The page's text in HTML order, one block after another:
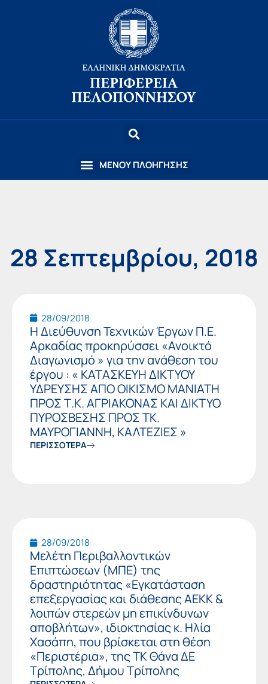
28 Σεπτεμβρίου, 2018
28/09/2018
Η Διεύθυνση Τεχνικών Έργων Π.Ε.
Αρκαδίας προκηρύσσει «Ανοικτό
Διαγωνισμό » για την ανάθεση του
έργου : « ΚΑΤΑΣΚΕΥΗ ΔΙΚΤΥΟΥ
ΥΔΡΕΥΣΗΣ ΑΠΟ ΟΙΚΙΣΜΟ ΜΑΝΙΑΤΗ
ΠΡΟΣ Τ.Κ. ΑΓΡΙΑΚΟΝΑΣ ΚΑΙ ΔΙΚΤΥΟ
ΠΥΡΟΣΒΕΣΗΣ ΠΡΟΣ ΤΚ.
ΜΑΥΡΟΓΙΑΝΝΗ, ΚΑΛΤΕΖΙΕΣ »
ΠΕΡΙΣΣΟΤΕΡΑ
28/09/2018
Μελέτη Περιβαλλοντικών
Επιπτώσεων (ΜΠΕ) της
δραστηριότητας «Εγκατάσταση
επεξεργασίας και διάθεσης ΑΕΚΚ &
λοιπών στερεών μη επικίνδυνων
αποβλήτων», ιδιοκτησίας κ. Ηλία
Χασάπη, που βρίσκεται στη θέση
«Περιστέρια», της ΤΚ Θάνα ΔΕ
Τρίπολης, Δήμου Τρίπολης